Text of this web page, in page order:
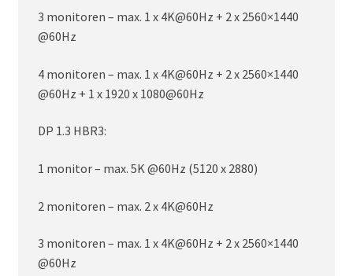
3 monitoren – max. 1 x 4K@60Hz + 2 x 2560×1440
@60Hz
4 monitoren – max. 1 x 4K@60Hz + 2 x 2560×1440
@60Hz + 1 x 1920 x 1080@60Hz
DP 1.3 HBR3:
1 monitor – max. 5K @60Hz (5120 x 2880)
2 monitoren – max. 2 x 4K@60Hz
3 monitoren – max. 1 x 4K@60Hz + 2 x 2560×1440
@60Hz